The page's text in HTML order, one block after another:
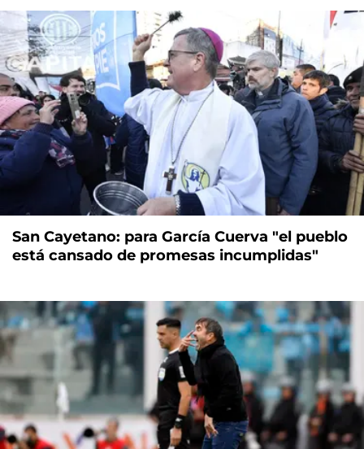
San Cayetano: para García Cuerva "el pueblo
está cansado de promesas incumplidas"